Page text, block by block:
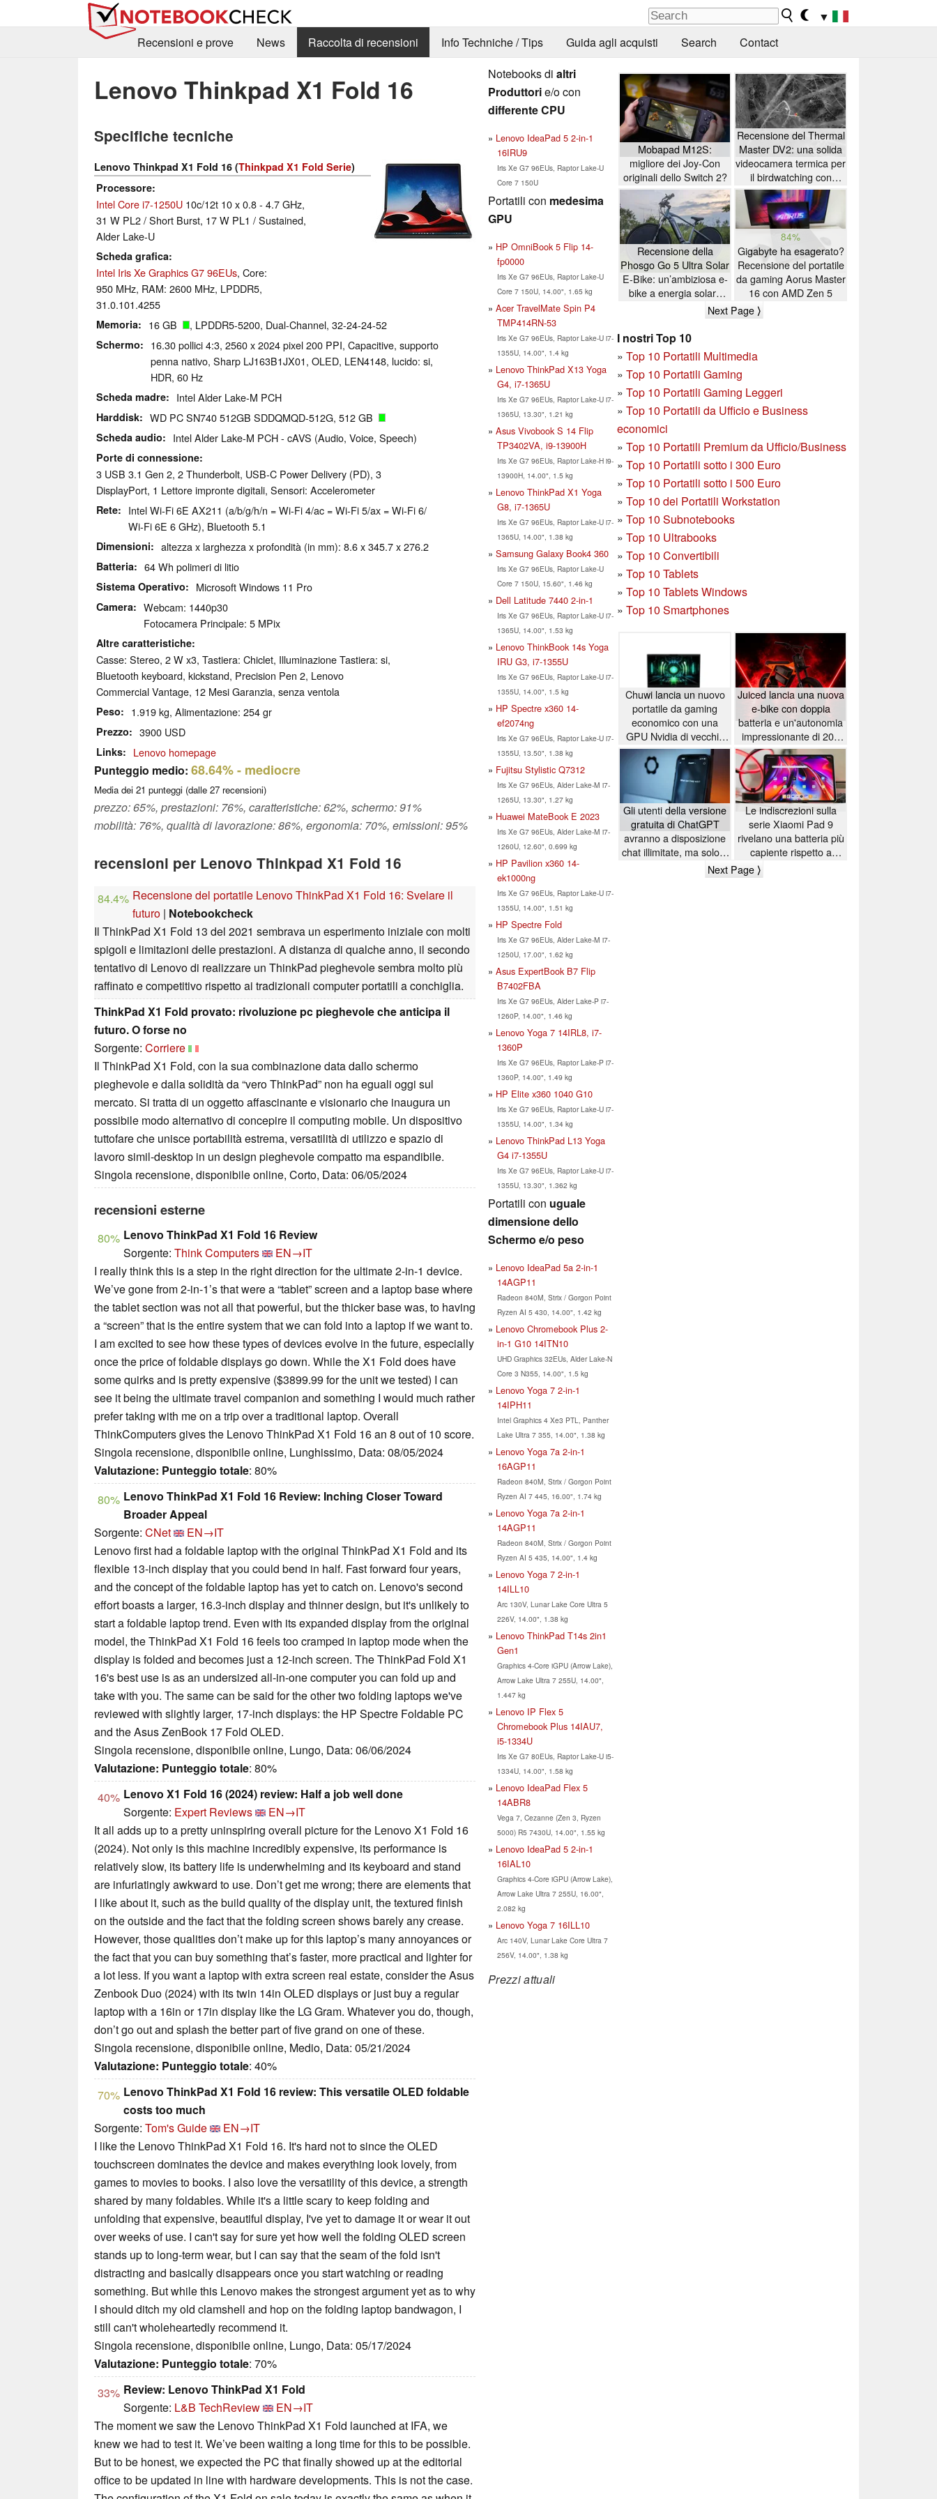
▼
Recensioni e prove
News Raccolta di recensioni Info Techniche / Tips Guida agli acquisti Search Contact
Lenovo Thinkpad X1 Fold 16
Specifiche tecniche
Lenovo Thinkpad X1 Fold 16 (Thinkpad X1 Fold Serie)
Processore
Intel Core i7-1250U 10c/12t 10 x 0.8 - 4.7 GHz,
31 W PL2 / Short Burst, 17 W PL1 / Sustained,
Alder Lake-U
Scheda grafica
Intel Iris Xe Graphics G7 96EUs, Core:
950 MHz, RAM: 2600 MHz, LPDDR5,
31.0.101.4255
Memoria 16 GB , LPDDR5-5200, Dual-Channel, 32-24-24-52
Schermo
16.30 pollici 4:3, 2560 x 2024 pixel 200 PPI, Capacitive, supporto
penna nativo, Sharp LJ163B1JX01, OLED, LEN4148, lucido: si,
HDR, 60 Hz
Scheda madre Intel Alder Lake-M PCH
Harddisk WD PC SN740 512GB SDDQMQD-512G, 512 GB
Scheda audio Intel Alder Lake-M PCH - cAVS (Audio, Voice, Speech)
Porte di connessione
3 USB 3.1 Gen 2, 2 Thunderbolt, USB-C Power Delivery (PD), 3
DisplayPort, 1 Lettore impronte digitali, Sensori: Accelerometer
Rete
Intel Wi-Fi 6E AX211 (a/b/g/h/n = Wi-Fi 4/ac = Wi-Fi 5/ax = Wi-Fi 6/
Wi-Fi 6E 6 GHz), Bluetooth 5.1
Dimensioni altezza x larghezza x profondità (in mm): 8.6 x 345.7 x 276.2
Batteria 64 Wh polimeri di litio
Sistema Operativo Microsoft Windows 11 Pro
Camera
Webcam: 1440p30
Fotocamera Principale: 5 MPix
Altre caratteristiche
Casse: Stereo, 2 W x3, Tastiera: Chiclet, Illuminazione Tastiera: si,
Bluetooth keyboard, kickstand, Precision Pen 2, Lenovo
Commercial Vantage, 12 Mesi Garanzia, senza ventola
Peso 1.919 kg, Alimentazione: 254 gr
Prezzo 3900 USD
Links Lenovo homepage
Punteggio medio: 68.64%- mediocre
Media dei 21 punteggi (dalle 27 recensioni)
prezzo: 65%, prestazioni: 76%, caratteristiche: 62%, schermo: 91%
mobilità: 76%, qualità di lavorazione: 86%, ergonomia: 70%, emissioni: 95%
recensioni per Lenovo Thinkpad X1 Fold 16
84.4% Recensione del portatile Lenovo ThinkPad X1 Fold 16: Svelare il
futuro | Notebookcheck
Il ThinkPad X1 Fold 13 del 2021 sembrava un esperimento iniziale con molti
spigoli e limitazioni delle prestazioni. A distanza di qualche anno, il secondo
tentativo di Lenovo di realizzare un ThinkPad pieghevole sembra molto più
raffinato e competitivo rispetto ai tradizionali computer portatili a conchiglia.
ThinkPad X1 Fold provato: rivoluzione pc pieghevole che anticipa il
futuro. O forse no
Sorgente: Corriere
Il ThinkPad X1 Fold, con la sua combinazione data dallo schermo
pieghevole e dalla solidità da “vero ThinkPad” non ha eguali oggi sul
mercato. Si tratta di un oggetto affascinante e visionario che inaugura un
possibile modo alternativo di concepire il computing mobile. Un dispositivo
tuttofare che unisce portabilità estrema, versatilità di utilizzo e spazio di
lavoro simil-desktop in un design pieghevole compatto ma espandibile.
Singola recensione, disponibile online, Corto, Data: 06/05/2024
recensioni esterne
80% Lenovo ThinkPad X1 Fold 16 Review
Sorgente: Think Computers
EN→IT
I really think this is a step in the right direction for the ultimate 2-in-1 device.
We’ve gone from 2-in-1’s that were a “tablet” screen and a laptop base where
the tablet section was not all that powerful, but the thicker base was, to having
a “screen” that is the entire system that we can fold into a laptop if we want to.
I am excited to see how these types of devices evolve in the future, especially
once the price of foldable displays go down. While the X1 Fold does have
some quirks and is pretty expensive ($3899.99 for the unit we tested) I can
see it being the ultimate travel companion and something I would much rather
prefer taking with me on a trip over a traditional laptop. Overall
ThinkComputers gives the Lenovo ThinkPad X1 Fold 16 an 8 out of 10 score.
Singola recensione, disponibile online, Lunghissimo, Data: 08/05/2024
Valutazione: Punteggio totale: 80%
80% Lenovo ThinkPad X1 Fold 16 Review: Inching Closer Toward
Broader Appeal
Sorgente: CNet
EN→IT
Lenovo first had a foldable laptop with the original ThinkPad X1 Fold and its
flexible 13-inch display that you could bend in half. Fast forward four years,
and the concept of the foldable laptop has yet to catch on. Lenovo's second
effort boasts a larger, 16.3-inch display and thinner design, but it's unlikely to
start a foldable laptop trend. Even with its expanded display from the original
model, the ThinkPad X1 Fold 16 feels too cramped in laptop mode when the
display is folded and becomes just a 12-inch screen. The ThinkPad Fold X1
16's best use is as an undersized all-in-one computer you can fold up and
take with you. The same can be said for the other two folding laptops we've
reviewed with slightly larger, 17-inch displays: the HP Spectre Foldable PC
and the Asus ZenBook 17 Fold OLED.
Singola recensione, disponibile online, Lungo, Data: 06/06/2024
Valutazione: Punteggio totale: 80%
40% Lenovo X1 Fold 16 (2024) review: Half a job well done
Sorgente: Expert Reviews
EN→IT
It all adds up to a pretty uninspiring overall picture for the Lenovo X1 Fold 16
(2024). Not only is this machine incredibly expensive, its performance is
relatively slow, its battery life is underwhelming and its keyboard and stand
are infuriatingly awkward to use. Don’t get me wrong; there are elements that
I like about it, such as the build quality of the display unit, the textured finish
on the outside and the fact that the folding screen shows barely any crease.
However, those qualities don’t make up for this laptop’s many annoyances or
the fact that you can buy something that’s faster, more practical and lighter for
a lot less. If you want a laptop with extra screen real estate, consider the Asus
Zenbook Duo (2024) with its twin 14in OLED displays or just buy a regular
laptop with a 16in or 17in display like the LG Gram. Whatever you do, though,
don’t go out and splash the better part of five grand on one of these.
Singola recensione, disponibile online, Medio, Data: 05/21/2024
Valutazione: Punteggio totale: 40%
70% Lenovo ThinkPad X1 Fold 16 review: This versatile OLED foldable
costs too much
Sorgente: Tom's Guide
EN→IT
I like the Lenovo ThinkPad X1 Fold 16. It's hard not to since the OLED
touchscreen dominates the device and makes everything look lovely, from
games to movies to books. I also love the versatility of this device, a strength
shared by many foldables. While it's a little scary to keep folding and
unfolding that expensive, beautiful display, I've yet to damage it or wear it out
over weeks of use. I can't say for sure yet how well the folding OLED screen
stands up to long-term wear, but I can say that the seam of the fold isn't
distracting and basically disappears once you start watching or reading
something. But while this Lenovo makes the strongest argument yet as to why
I should ditch my old clamshell and hop on the folding laptop bandwagon, I
still can't wholeheartedly recommend it.
Singola recensione, disponibile online, Lungo, Data: 05/17/2024
Valutazione: Punteggio totale: 70%
33% Review: Lenovo ThinkPad X1 Fold
Sorgente: L&B TechReview
EN→IT
The moment we saw the Lenovo ThinkPad X1 Fold launched at IFA, we
knew we had to test it. We’ve been waiting a long time for this to be possible.
But to be honest, we expected the PC that finally showed up at the editorial
office to be updated in line with hardware developments. This is not the case.
Notebooks di altri
Produttorie/o con
differente CPU
Lenovo IdeaPad 5 2-in-1
16IRU9
Iris Xe G7 96EUs, Raptor Lake-U
Core 7 150U
Portatili con medesima
GPU
HP OmniBook 5 Flip 14-
fp0000
Iris Xe G7 96EUs, Raptor Lake-U
Core 7 150U, 14.00", 1.65 kg
Acer TravelMate Spin P4
TMP414RN-53
Iris Xe G7 96EUs, Raptor Lake-U i7-
1355U, 14.00", 1.4 kg
Lenovo ThinkPad X13 Yoga
G4, i7-1365U
Iris Xe G7 96EUs, Raptor Lake-U i7-
1365U, 13.30", 1.21 kg
Asus Vivobook S 14 Flip
TP3402VA, i9-13900H
Iris Xe G7 96EUs, Raptor Lake-H i9-
13900H, 14.00", 1.5 kg
Lenovo ThinkPad X1 Yoga
G8, i7-1365U
Iris Xe G7 96EUs, Raptor Lake-U i7-
1365U, 14.00", 1.38 kg
Samsung Galaxy Book4 360
Iris Xe G7 96EUs, Raptor Lake-U
Core 7 150U, 15.60", 1.46 kg
Dell Latitude 7440 2-in-1
Iris Xe G7 96EUs, Raptor Lake-U i7-
1365U, 14.00", 1.53 kg
Lenovo ThinkBook 14s Yoga
IRU G3, i7-1355U
Iris Xe G7 96EUs, Raptor Lake-U i7-
1355U, 14.00", 1.5 kg
HP Spectre x360 14-
ef2074ng
Iris Xe G7 96EUs, Raptor Lake-U i7-
1355U, 13.50", 1.38 kg
Fujitsu Stylistic Q7312
Iris Xe G7 96EUs, Alder Lake-M i7-
1265U, 13.30", 1.27 kg
Huawei MateBook E 2023
Iris Xe G7 96EUs, Alder Lake-M i7-
1260U, 12.60", 0.699 kg
HP Pavilion x360 14-
ek1000ng
Iris Xe G7 96EUs, Raptor Lake-U i7-
1355U, 14.00", 1.51 kg
HP Spectre Fold
Iris Xe G7 96EUs, Alder Lake-M i7-
1250U, 17.00", 1.62 kg
Asus ExpertBook B7 Flip
B7402FBA
Iris Xe G7 96EUs, Alder Lake-P i7-
1260P, 14.00", 1.46 kg
Lenovo Yoga 7 14IRL8, i7-
1360P
Iris Xe G7 96EUs, Raptor Lake-P i7-
1360P, 14.00", 1.49 kg
HP Elite x360 1040 G10
Iris Xe G7 96EUs, Raptor Lake-U i7-
1355U, 14.00", 1.34 kg
Lenovo ThinkPad L13 Yoga
G4 i7-1355U
Iris Xe G7 96EUs, Raptor Lake-U i7-
1355U, 13.30", 1.362 kg
Portatili con uguale
dimensione dello
Schermo e/o peso
Lenovo IdeaPad 5a 2-in-1
14AGP11
Radeon 840M, Strix / Gorgon Point
Ryzen AI 5 430, 14.00", 1.42 kg
Lenovo Chromebook Plus 2-
in-1 G10 14ITN10
UHD Graphics 32EUs, Alder Lake-N
Core 3 N355, 14.00", 1.5 kg
Lenovo Yoga 7 2-in-1
14IPH11
Intel Graphics 4 Xe3 PTL, Panther
Lake Ultra 7 355, 14.00", 1.38 kg
Lenovo Yoga 7a 2-in-1
16AGP11
Radeon 840M, Strix / Gorgon Point
Ryzen AI 7 445, 16.00", 1.74 kg
Lenovo Yoga 7a 2-in-1
14AGP11
Radeon 840M, Strix / Gorgon Point
Ryzen AI 5 435, 14.00", 1.4 kg
Lenovo Yoga 7 2-in-1
14ILL10
Arc 130V, Lunar Lake Core Ultra 5
226V, 14.00", 1.38 kg
Lenovo ThinkPad T14s 2in1
Gen1
Graphics 4-Core iGPU (Arrow Lake),
Arrow Lake Ultra 7 255U, 14.00",
1.447 kg
Lenovo IP Flex 5
Chromebook Plus 14IAU7,
i5-1334U
Iris Xe G7 80EUs, Raptor Lake-U i5-
1334U, 14.00", 1.58 kg
Lenovo IdeaPad Flex 5
14ABR8
Vega 7, Cezanne (Zen 3, Ryzen
5000) R5 7430U, 14.00", 1.55 kg
Lenovo IdeaPad 5 2-in-1
16IAL10
Graphics 4-Core iGPU (Arrow Lake),
Arrow Lake Ultra 7 255U, 16.00",
2.082 kg
Lenovo Yoga 7 16ILL10
Arc 140V, Lunar Lake Core Ultra 7
256V, 14.00", 1.38 kg
Prezzi attuali
Mobapad M12S:
migliore dei Joy-Con
originali dello Switch 2?
Recensione del Thermal
Master DV2: una solida
videocamera termica per
il birdwatching con
touchscreen da 5 pollici
Recensione della
Phosgo Go 5 Ultra Solar
E-Bike: un’ambiziosa e-
bike a energia solare
con alcune peculiarità
84%
Gigabyte ha esagerato?
Recensione del portatile
da gaming Aorus Master
16 con AMD Zen 5
Next Page ⟩
I nostri Top 10
» Top 10 Portatili Multimedia
» Top 10 Portatili Gaming
» Top 10 Portatili Gaming Leggeri
» Top 10 Portatili da Ufficio e Business
economici
» Top 10 Portatili Premium da Ufficio/Business
» Top 10 Portatili sotto i 300 Euro
» Top 10 Portatili sotto i 500 Euro
» Top 10 dei Portatili Workstation
» Top 10 Subnotebooks
» Top 10 Ultrabooks
» Top 10 Convertibili
» Top 10 Tablets
» Top 10 Tablets Windows
» Top 10 Smartphones
Chuwi lancia un nuovo
portatile da gaming
economico con una
GPU Nvidia di vecchia
generazione
Juiced lancia una nuova
e-bike con doppia
batteria e un'autonomia
impressionante di 200
km
Gli utenti della versione
gratuita di ChatGPT
avranno a disposizione
chat illimitate, ma solo a
partire dalla prossima
Le indiscrezioni sulla
serie Xiaomi Pad 9
rivelano una batteria più
capiente rispetto a
quella dell’iPad Pro
Next Page ⟩